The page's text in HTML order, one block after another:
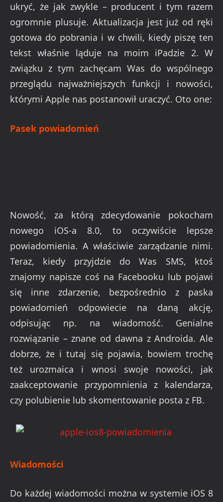
ukryć, że jak zwykle – producent i tym razem
ogromnie plusuje. Aktualizacja jest już od ręki
gotowa do pobrania i w chwili, kiedy piszę ten
tekst właśnie ląduje na moim iPadzie 2. W
związku z tym zachęcam Was do wspólnego
przeglądu najważniejszych funkcji i nowości,
którymi Apple nas postanowił uraczyć. Oto one:
Pasek powiadomień
Nowość, za którą zdecydowanie pokocham
nowego iOS-a 8.0, to oczywiście lepsze
powiadomienia. A właściwie zarządzanie nimi.
Teraz, kiedy przyjdzie do Was SMS, ktoś
znajomy napisze coś na Facebooku lub pojawi
się inne zdarzenie, bezpośrednio z paska
powiadomień odpowiecie na daną akcję,
odpisując np. na wiadomość. Genialne
rozwiązanie – znane od dawna z Androida. Ale
dobrze, że i tutaj się pojawia, bowiem trochę
też urozmaica i wnosi swoje nowości, jak
zaakceptowanie przypomnienia z kalendarza,
czy polubienie lub skomentowanie posta z FB.
Wiadomości
Do każdej wiadomości można w systemie iOS 8